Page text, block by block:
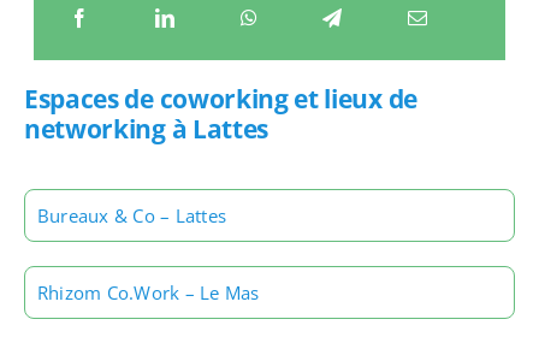
Espaces de coworking et lieux de
networking à Lattes
Bureaux & Co – Lattes
Rhizom Co.Work – Le Mas